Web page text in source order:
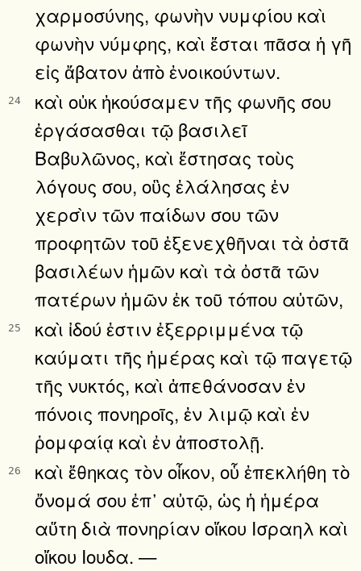
χαρμοσύνης, φωνὴν νυμφίου καὶ
φωνὴν νύμφης, καὶ ἔσται πᾶσα ἡ γῆ
εἰς ἄβατον ἀπὸ ἐνοικούντων.
24
καὶ οὐκ ἠκούσαμεν τῆς φωνῆς σου
ἐργάσασθαι τῷ βασιλεῖ
Βαβυλῶνος, καὶ ἔστησας τοὺς
λόγους σου, οὓς ἐλάλησας ἐν
χερσὶν τῶν παίδων σου τῶν
προφητῶν τοῦ ἐξενεχθῆναι τὰ ὀστᾶ
βασιλέων ἡμῶν καὶ τὰ ὀστᾶ τῶν
πατέρων ἡμῶν ἐκ τοῦ τόπου αὐτῶν,
25
καὶ ἰδού ἐστιν ἐξερριμμένα τῷ
καύματι τῆς ἡμέρας καὶ τῷ παγετῷ
τῆς νυκτός, καὶ ἀπεθάνοσαν ἐν
πόνοις πονηροῖς, ἐν λιμῷ καὶ ἐν
ῥομφαίᾳ καὶ ἐν ἀποστολῇ.
26
καὶ ἔθηκας τὸν οἶκον, οὗ ἐπεκλήθη τὸ
ὄνομά σου ἐπ᾿ αὐτῷ, ὡς ἡ ἡμέρα
αὕτη διὰ πονηρίαν οἴκου Ισραηλ καὶ
οἴκου Ιουδα. —